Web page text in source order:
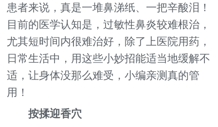
患者来说，真是一堆鼻涕纸、一把辛酸泪！
目前的医学认知是，过敏性鼻炎较难根治，
尤其短时间内很难治好，除了上医院用药，
日常生活中，用这些小妙招能适当地缓解不
适，让身体没那么难受，小编亲测真的管
用！
按揉迎香穴